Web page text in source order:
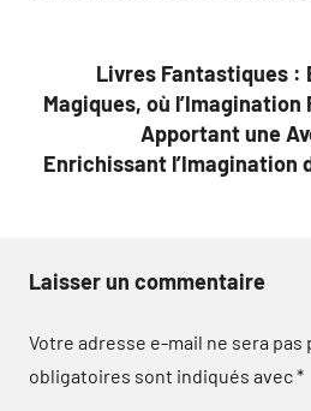
Livres Fantastiques :
Magiques, où
Apportant une
Enrichissant l’Imagination
Laisser un commentaire
Votre adresse e-mail ne sera pas
obligatoires sont indiqués avec*